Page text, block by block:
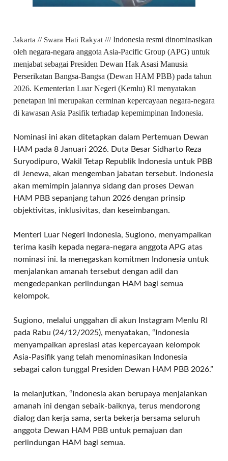
Jakarta // Swara Hati Rakyat /// Indonesia resmi dinominasikan
oleh negara-negara anggota Asia-Pacific Group (APG) untuk
menjabat sebagai Presiden Dewan Hak Asasi Manusia
Perserikatan Bangsa-Bangsa (Dewan HAM PBB) pada tahun
2026. Kementerian Luar Negeri (Kemlu) RI menyatakan
penetapan ini merupakan cerminan kepercayaan negara-negara
di kawasan Asia Pasifik terhadap kepemimpinan Indonesia.
Nominasi ini akan ditetapkan dalam Pertemuan Dewan
HAM pada 8 Januari 2026. Duta Besar Sidharto Reza
Suryodipuro, Wakil Tetap Republik Indonesia untuk PBB
di Jenewa, akan mengemban jabatan tersebut. Indonesia
akan memimpin jalannya sidang dan proses Dewan
HAM PBB sepanjang tahun 2026 dengan prinsip
objektivitas, inklusivitas, dan keseimbangan.
Menteri Luar Negeri Indonesia, Sugiono, menyampaikan
terima kasih kepada negara-negara anggota APG atas
nominasi ini. Ia menegaskan komitmen Indonesia untuk
menjalankan amanah tersebut dengan adil dan
mengedepankan perlindungan HAM bagi semua
kelompok.
Sugiono, melalui unggahan di akun Instagram Menlu RI
pada Rabu (24/12/2025), menyatakan, “Indonesia
menyampaikan apresiasi atas kepercayaan kelompok
Asia-Pasifik yang telah menominasikan Indonesia
sebagai calon tunggal Presiden Dewan HAM PBB 2026.”
Ia melanjutkan, “Indonesia akan berupaya menjalankan
amanah ini dengan sebaik-baiknya, terus mendorong
dialog dan kerja sama, serta bekerja bersama seluruh
anggota Dewan HAM PBB untuk pemajuan dan
perlindungan HAM bagi semua.